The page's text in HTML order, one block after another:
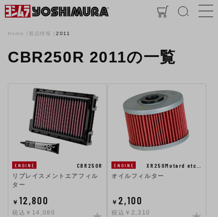
Home 製品情報 2011
CBR250R 2011の一覧
ENGINE
CBR250R
リプレイスメントエアフィル
ター
￥ 12,800
税込￥14,080
ENGINE
XR250Motard etc…
オイルフィルター
￥ 2,100
税込￥2,310